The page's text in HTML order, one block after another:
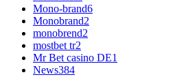
Mono-brand6
Monobrand2
monobrend2
mostbet tr2
Mr Bet casino DE1
News384